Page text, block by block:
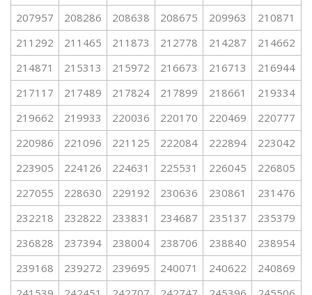
207957
208286 208638 208675 209963
210871
211292
211465 211873 212778 214287
214662
214871
215313 215972 216673 216713
216944
217117
217489 217824 217899 218661
219334
219662
219933 220036 220170 220469
220777
220986
221096 221125 222084 222894
223042
223905
224126 224631 225531 226045
226805
227055
228630 229192 230636 230861
231476
232218
232822 233831 234687 235137
235379
236828
237394 238004 238706 238840
238954
239168
239272 239695 240071 240622
240869